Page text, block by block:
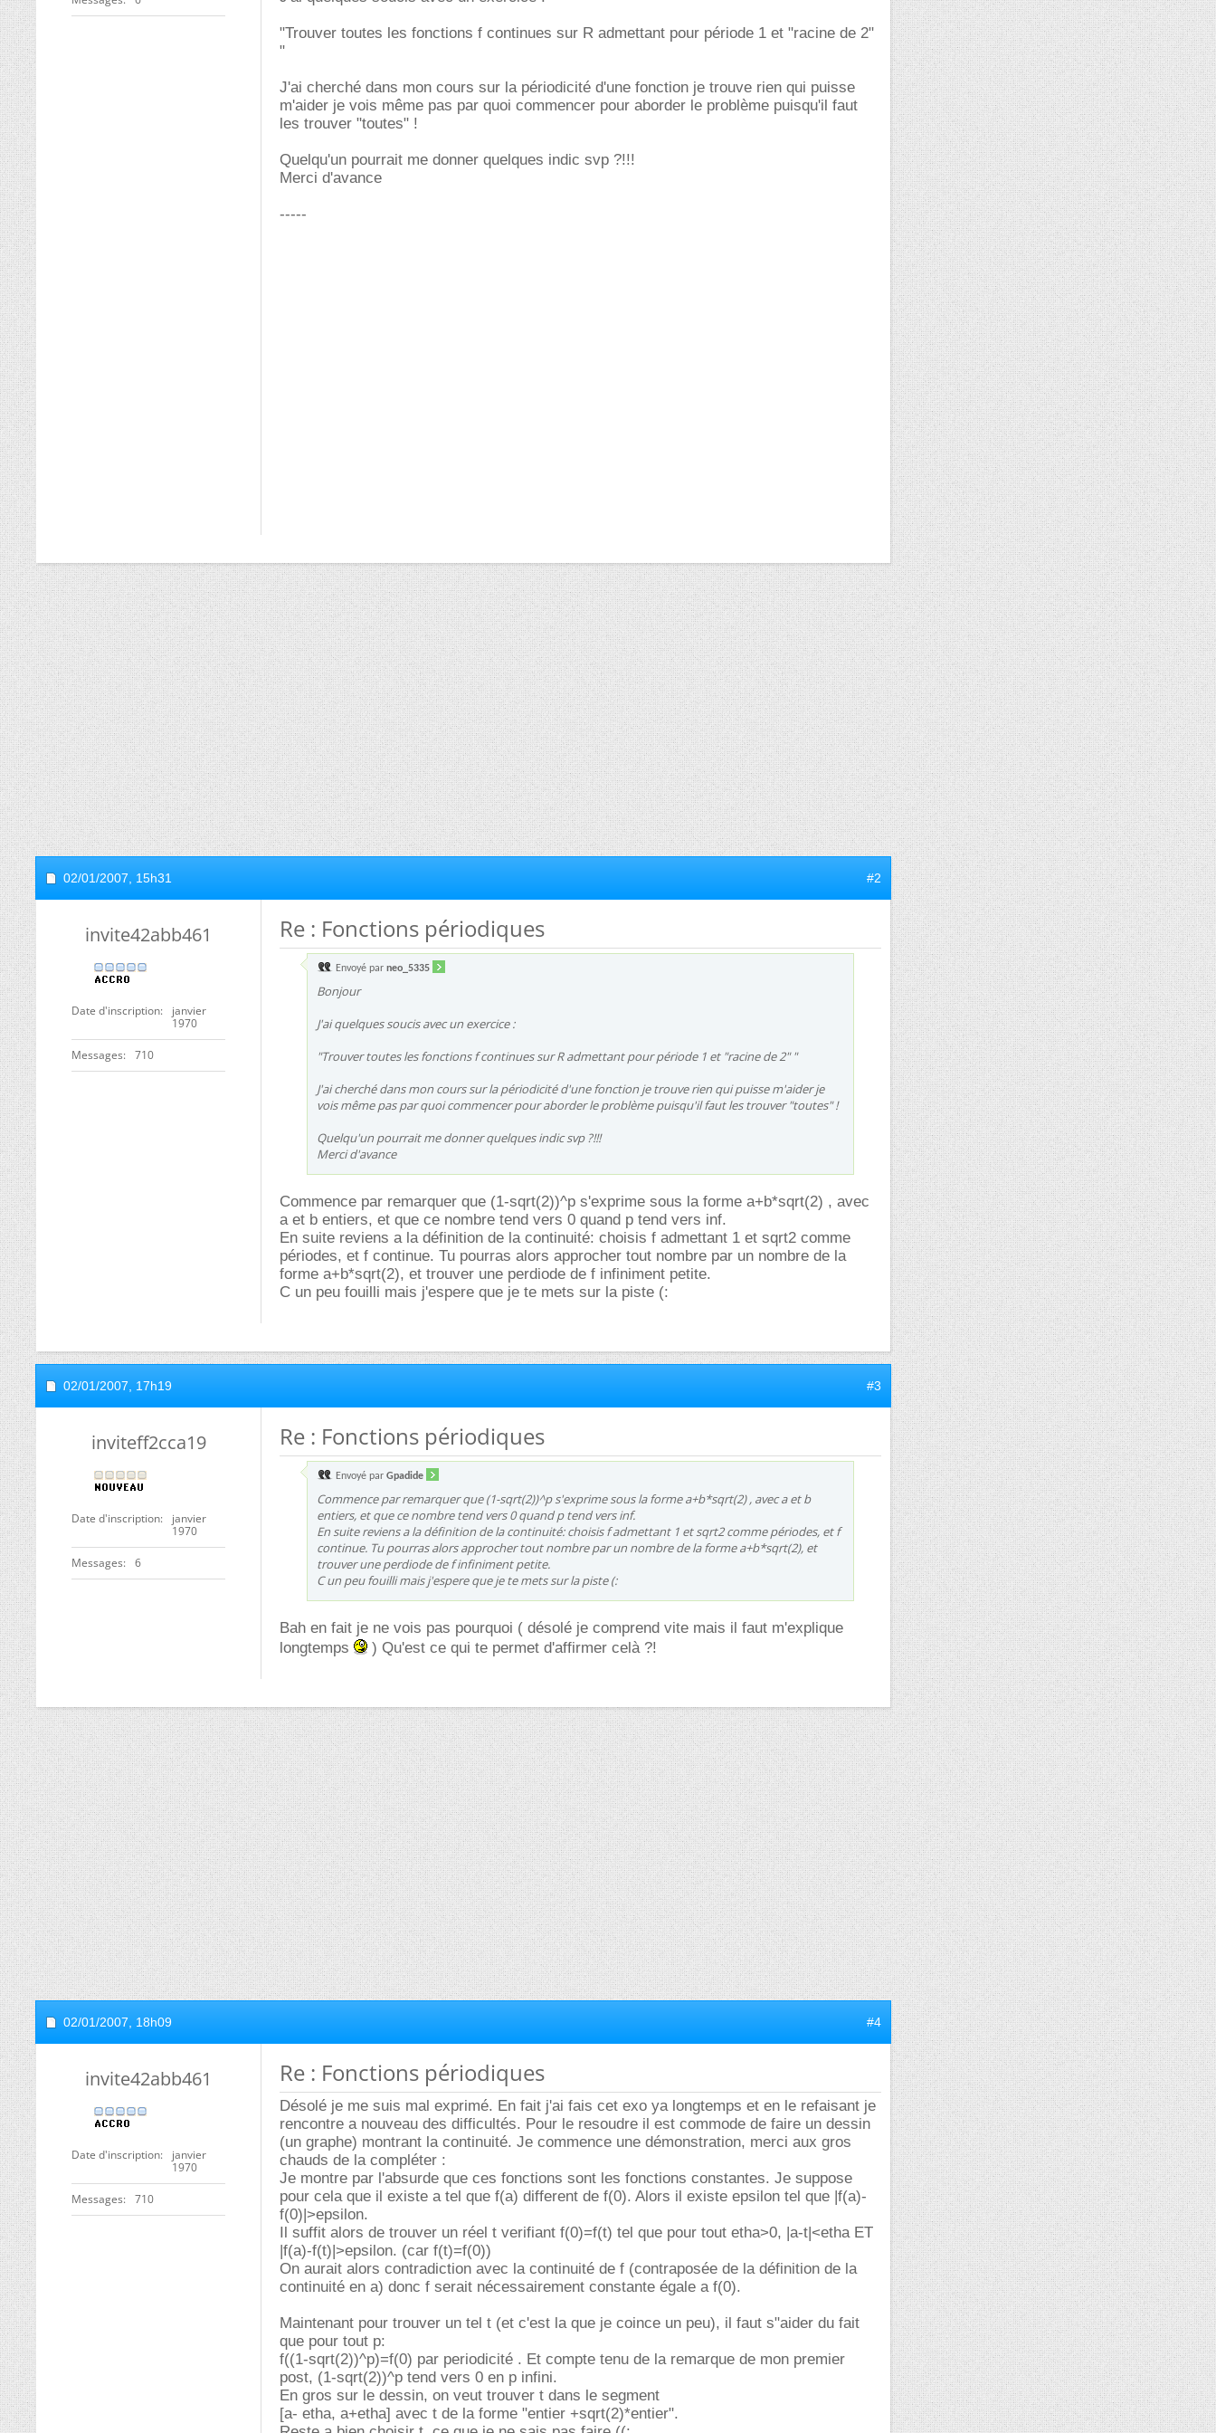
"Trouver toutes les fonctions f continues sur R admettant pour période 1 et "racine de 2"
"
J'ai cherché dans mon cours sur la périodicité d'une fonction je trouve rien qui puisse
m'aider je vois même pas par quoi commencer pour aborder le problème puisqu'il faut
les trouver "toutes" !
Quelqu'un pourrait me donner quelques indic svp ?!!!
Merci d'avance
-----
02/01/2007, 15h31 #2
invite42abb461
Date d'inscription
janvier
1970
Messages 710
Re : Fonctions périodiques
Envoyé par neo_5335
Bonjour
J'ai quelques soucis avec un exercice :
"Trouver toutes les fonctions f continues sur R admettant pour période 1 et "racine de 2" "
J'ai cherché dans mon cours sur la périodicité d'une fonction je trouve rien qui puisse m'aider je
vois même pas par quoi commencer pour aborder le problème puisqu'il faut les trouver "toutes" !
Quelqu'un pourrait me donner quelques indic svp ?!!!
Merci d'avance
Commence par remarquer que (1-sqrt(2))^p s'exprime sous la forme a+b*sqrt(2) , avec
a et b entiers, et que ce nombre tend vers 0 quand p tend vers inf.
En suite reviens a la définition de la continuité: choisis f admettant 1 et sqrt2 comme
périodes, et f continue. Tu pourras alors approcher tout nombre par un nombre de la
forme a+b*sqrt(2), et trouver une perdiode de f infiniment petite.
C un peu fouilli mais j'espere que je te mets sur la piste (:
02/01/2007, 17h19 #3
inviteff2cca19
Date d'inscription
janvier
1970
Messages 6
Re : Fonctions périodiques
Envoyé par Gpadide
Commence par remarquer que (1-sqrt(2))^p s'exprime sous la forme a+b*sqrt(2) , avec a et b
entiers, et que ce nombre tend vers 0 quand p tend vers inf.
En suite reviens a la définition de la continuité: choisis f admettant 1 et sqrt2 comme périodes, et f
continue. Tu pourras alors approcher tout nombre par un nombre de la forme a+b*sqrt(2), et
trouver une perdiode de f infiniment petite.
C un peu fouilli mais j'espere que je te mets sur la piste (:
Bah en fait je ne vois pas pourquoi ( désolé je comprend vite mais il faut m'explique
longtemps
) Qu'est ce qui te permet d'affirmer celà ?!
02/01/2007, 18h09 #4
invite42abb461
Date d'inscription
janvier
1970
Messages 710
Re : Fonctions périodiques
Désolé je me suis mal exprimé. En fait j'ai fais cet exo ya longtemps et en le refaisant je
rencontre a nouveau des difficultés. Pour le resoudre il est commode de faire un dessin
(un graphe) montrant la continuité. Je commence une démonstration, merci aux gros
chauds de la compléter :
Je montre par l'absurde que ces fonctions sont les fonctions constantes. Je suppose
pour cela que il existe a tel que f(a) different de f(0). Alors il existe epsilon tel que |f(a)-
f(0)|>epsilon.
Il suffit alors de trouver un réel t verifiant f(0)=f(t) tel que pour tout etha>0, |a-t|<etha ET
|f(a)-f(t)|>epsilon. (car f(t)=f(0))
On aurait alors contradiction avec la continuité de f (contraposée de la définition de la
continuité en a) donc f serait nécessairement constante égale a f(0).
Maintenant pour trouver un tel t (et c'est la que je coince un peu), il faut s"aider du fait
que pour tout p:
f((1-sqrt(2))^p)=f(0) par periodicité . Et compte tenu de la remarque de mon premier
post, (1-sqrt(2))^p tend vers 0 en p infini.
En gros sur le dessin, on veut trouver t dans le segment
[a- etha, a+etha] avec t de la forme "entier +sqrt(2)*entier".